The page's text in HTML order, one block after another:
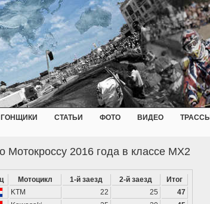
ГОНЩИКИ СТАТЬИ ФОТО ВИДЕО ТРАССЫ
Мотокроссу 2016 года в классе MX2
Мотоцикл 1-й заезд 2-й заезд
Итог
KTM 22 25
47